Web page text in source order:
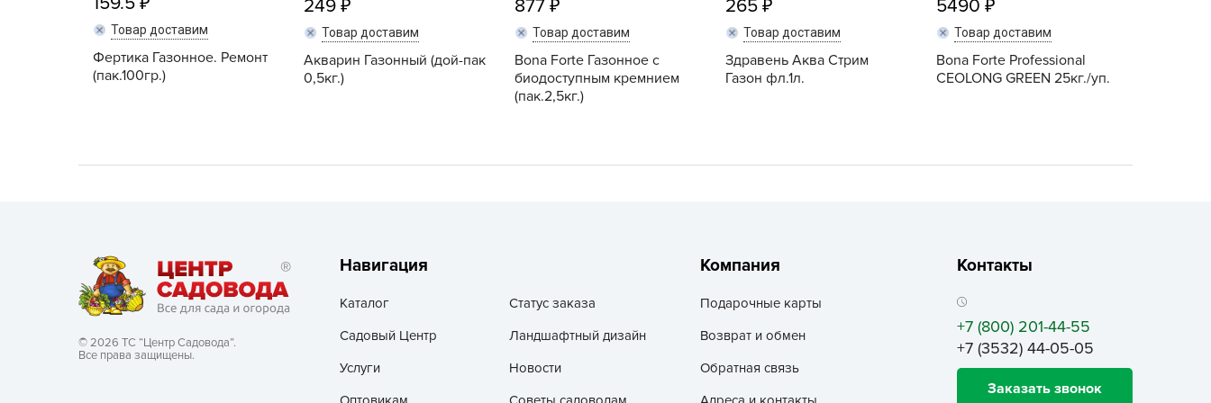
Хозяйственные товары
VALBRENTA CHEMICALS
Zarit
АБТ Групп
АЭЛИТА
Аяском
Товар доставим
Фертика Газонное. Ремонт
(пак.100гр.)
249
Товар доставим
Акварин Газонный (дой-пак
0,5кг.)
877
Товар доставим
Bona Forte Газонное с
биодоступным кремнием
(пак.2,5кг.)
265
Товар доставим
Здравень Аква Стрим
Газон фл.1л.
5490
Товар доставим
Bona Forte Professional
CEOLONG GREEN 25кг./уп.
© 2026 ТС “Центр Садовода”.
Все права защищены.
Навигация
Каталог
Статус заказа
Садовый Центр
Ландшафтный дизайн
Услуги
Новости
Компания
Подарочные карты
Возврат и обмен
Обратная связь
Контакты
+7 (800) 201-44-55
+7 (3532) 44-05-05
Заказать звонок